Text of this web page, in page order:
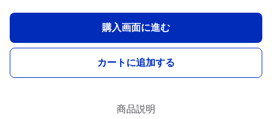
購入画面に進む
カートに追加する
商品説明